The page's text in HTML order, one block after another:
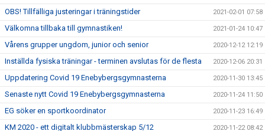
OBS! Tillfälliga justeringar i träningstider 2021-02-01 07:58
Välkomna tillbaka till gymnastiken! 2021-01-24 10:47
Vårens grupper ungdom, junior och senior 2020-12-12 12:19
Inställda fysiska träningar - terminen avslutas för de flesta 2020-12-06 20:31
Uppdatering Covid 19 Enebybergsgymnasterna 2020-11-30 13:45
Senaste nytt Covid 19 Enebybergsgymnasterna 2020-11-24 11:50
EG söker en sportkoordinator 2020-11-23 16:49
KM 2020 - ett digitalt klubbmästerskap 5/12 2020-11-22 08:42